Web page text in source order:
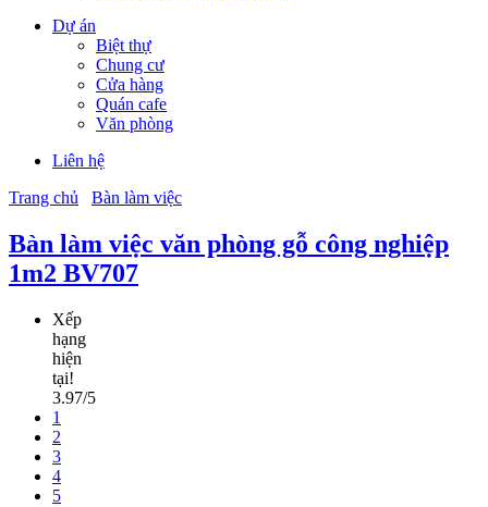
Dự án
Biệt thự
Chung cư
Cửa hàng
Quán cafe
Văn phòng
Liên hệ
Trang chủ
Bàn làm việc
Bàn làm việc văn phòng gỗ công nghiệp
1m2 BV707
Xếp
hạng
hiện
tại!
3.97/5
1
2
3
4
5